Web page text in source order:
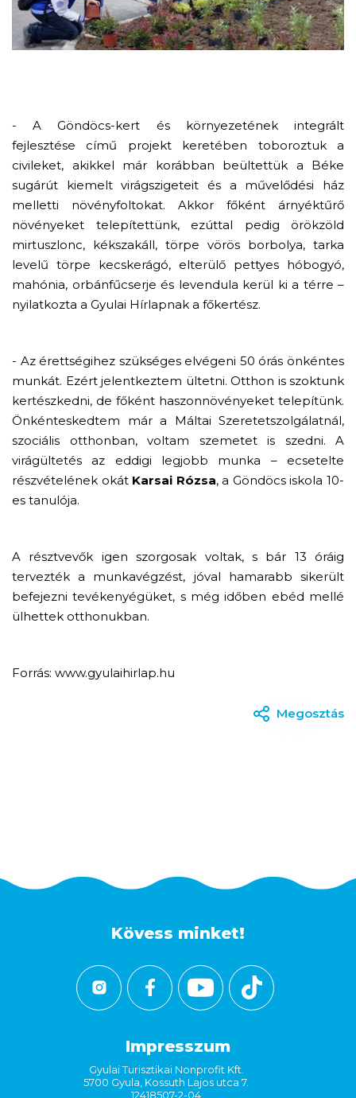
- A Göndöcs-kert és környezetének integrált
fejlesztése című projekt keretében toboroztuk a
civileket, akikkel már korábban beültettük a Béke
sugárút kiemelt virágszigeteit és a művelődési ház
melletti növényfoltokat. Akkor főként árnyéktűrő
növényeket telepítettünk, ezúttal pedig örökzöld
mirtuszlonc, kékszakáll, törpe vörös borbolya, tarka
levelű törpe kecskerágó, elterülő pettyes hóbogyó,
mahónia, orbánfűcserje és levendula kerül ki a térre –
nyilatkozta a Gyulai Hírlapnak a főkertész.
- Az érettségihez szükséges elvégeni 50 órás önkéntes
munkát. Ezért jelentkeztem ültetni. Otthon is szoktunk
kertészkedni, de főként haszonnövényeket telepítünk.
Önkénteskedtem már a Máltai Szeretetszolgálatnál,
szociális otthonban, voltam szemetet is szedni. A
virágültetés az eddigi legjobb munka – ecsetelte
részvételének okát Karsai Rózsa, a Göndöcs iskola 10-
es tanulója.
A résztvevők igen szorgosak voltak, s bár 13 óráig
tervezték a munkavégzést, jóval hamarabb sikerült
befejezni tevékenyégüket, s még időben ebéd mellé
ülhettek otthonukban.
Forrás: www.gyulaihirlap.hu
Megosztás
Kövess minket!
Impresszum
Gyulai Turisztikai Nonprofit Kft.
5700 Gyula, Kossuth Lajos utca 7.
12418507-2-04